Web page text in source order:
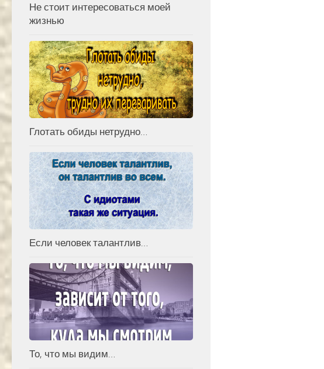
Не стоит интересоваться моей
жизнью
Глотать обиды нетрудно…
Если человек талантлив…
То, что мы видим…